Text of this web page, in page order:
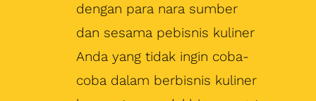
dengan para nara sumber
dan sesama pebisnis kuliner
Anda yang tidak ingin coba-
coba dalam berbisnis kuliner